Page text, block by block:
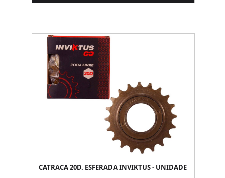
CATRACA 20D. ESFERADA INVIKTUS - UNIDADE